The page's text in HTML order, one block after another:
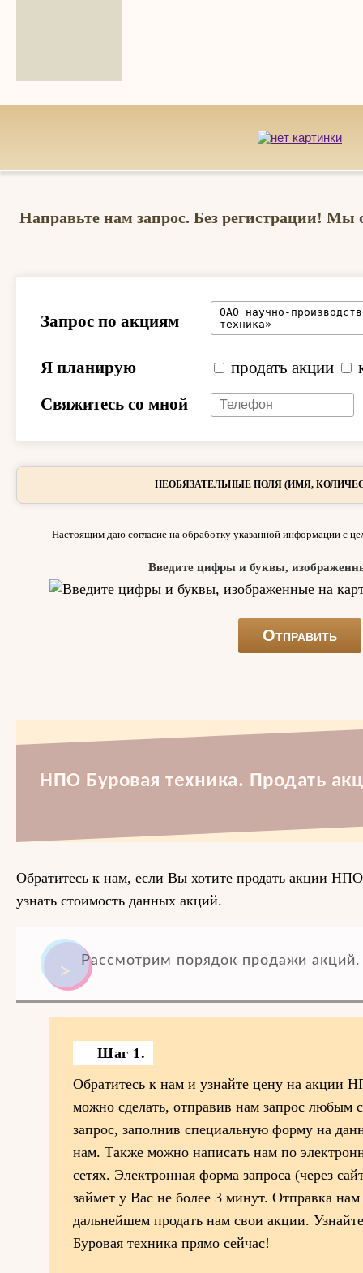
Направьте нам запрос. Без регистрации! Мы
Запрос по акциям
Я планирую продать акции
Свяжитесь со мной
НЕОБЯЗАТЕЛЬНЫЕ ПОЛЯ (ИМЯ,
Настоящим даю согласие на обработку указанной информации с
Введите цифры и буквы,
НПО Буровая техника. Продать
Обратитесь к нам, если Вы хотите продать акции
узнать стоимость данных акций.
Рассмотрим порядок продажи акций.
Шаг 1.
Обратитесь к нам и узнайте цену на акции
можно сделать, отправив нам запрос любым
запрос, заполнив специальную форму на
нам. Также можно написать нам по
сетях. Электронная форма запроса (через
займет у Вас не более 3 минут. Отправка
дальнейшем продать нам свои акции.
Буровая техника прямо сейчас!